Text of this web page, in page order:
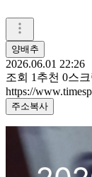
양배추
2026.06.01 22:26
조회 1 추천 0스크
https://
주소복사